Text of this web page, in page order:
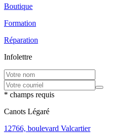
Boutique
Formation
Réparation
Infolettre
* champs requis
Canots Légaré
12766, boulevard Valcartier